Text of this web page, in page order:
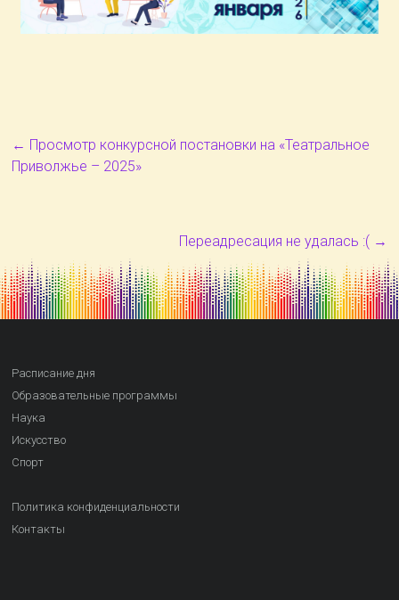
← Просмотр конкурсной постановки на «Театральное
Приволжье – 2025»
Переадресация не удалась :( →
Расписание дня
Образовательные программы
Наука
Искусство
Спорт
Политика конфиденциальности
Контакты